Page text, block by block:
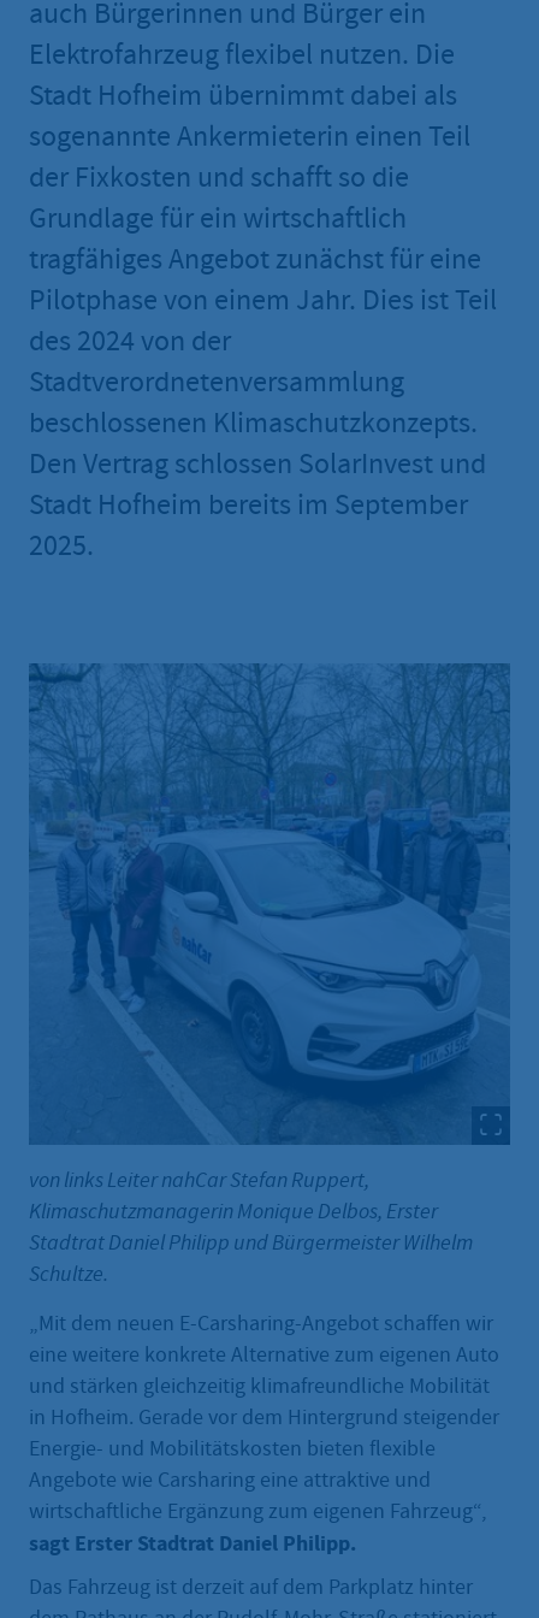
auch Bürgerinnen und Bürger ein
Elektrofahrzeug flexibel nutzen. Die
Stadt Hofheim übernimmt dabei als
sogenannte Ankermieterin einen Teil
der Fixkosten und schafft so die
Grundlage für ein wirtschaftlich
tragfähiges Angebot zunächst für eine
Pilotphase von einem Jahr. Dies ist Teil
des 2024 von der
Stadtverordnetenversammlung
beschlossenen Klimaschutzkonzepts.
Den Vertrag schlossen SolarInvest und
Stadt Hofheim bereits im September
2025.
von links Leiter nahCar Stefan Ruppert,
Klimaschutzmanagerin Monique Delbos, Erster
Stadtrat Daniel Philipp und Bürgermeister Wilhelm
Schultze.
„Mit dem neuen E-Carsharing-Angebot schaffen wir
eine weitere konkrete Alternative zum eigenen Auto
und stärken gleichzeitig klimafreundliche Mobilität
in Hofheim. Gerade vor dem Hintergrund steigender
Energie- und Mobilitätskosten bieten flexible
Angebote wie Carsharing eine attraktive und
wirtschaftliche Ergänzung zum eigenen Fahrzeug“,
sagt Erster Stadtrat Daniel Philipp.
Das Fahrzeug ist derzeit auf dem Parkplatz hinter